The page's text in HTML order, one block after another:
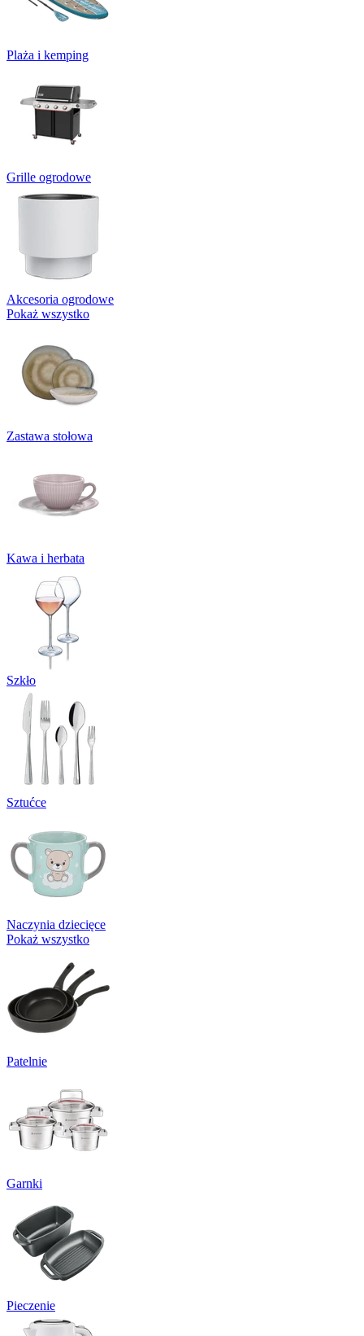
Plaża i kemping
Grille ogrodowe
Akcesoria ogrodowe
Pokaż wszystko
Zastawa stołowa
Kawa i herbata
Szkło
Sztućce
Naczynia dziecięce
Pokaż wszystko
Patelnie
Garnki
Pieczenie